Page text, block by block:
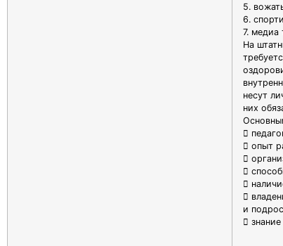
5.
6.
7. медиа
На
несут
них

 опыт




и
